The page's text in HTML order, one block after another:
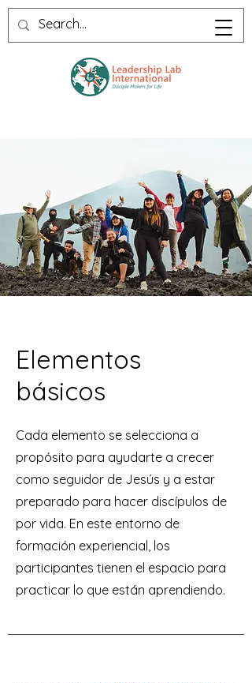
Elementos
básicos
Cada elemento se selecciona a
propósito para ayudarte a crecer
como seguidor de Jesús y a estar
preparado para hacer discípulos de
por vida. En este entorno de
formación experiencial, los
participantes tienen el espacio para
practicar lo que están aprendiendo.